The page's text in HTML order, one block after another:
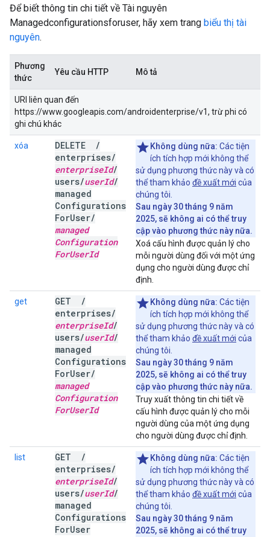
Để biết thông tin chi tiết về Tài nguyên
Managedconfigurationsforuser, hãy xem trang biểu thị tài
nguyên.
Phương
thức
Yêu cầu HTTP Mô tả
URI liên quan đến
https://www.googleapis.com/androidenterprise/v1, trừ phi có
ghi chú khác
xóa DELETE
/
enterprises/
enterpriseId/
users/userId/
managed
Configurations
ForUser/
managed
Configuration
ForUserId
Không dùng nữa: Các tiện
ích tích hợp mới không thể
sử dụng phương thức này và có
thể tham khảo đề xuất mới của
chúng tôi.
Sau ngày 30 tháng 9 năm
2025, sẽ không ai có thể truy
cập vào phương thức này nữa.
Xoá cấu hình được quản lý cho
mỗi người dùng đối với một ứng
dụng cho người dùng được chỉ
định.
get GET
/
enterprises/
enterpriseId/
users/userId/
managed
Configurations
ForUser/
managed
Configuration
ForUserId
Không dùng nữa: Các tiện
ích tích hợp mới không thể
sử dụng phương thức này và có
thể tham khảo đề xuất mới của
chúng tôi.
Sau ngày 30 tháng 9 năm
2025, sẽ không ai có thể truy
cập vào phương thức này nữa.
Truy xuất thông tin chi tiết về
cấu hình được quản lý cho mỗi
người dùng của một ứng dụng
cho người dùng được chỉ định.
list GET
/
enterprises/
enterpriseId/
users/userId/
managed
Configurations
ForUser
Không dùng nữa: Các tiện
ích tích hợp mới không thể
sử dụng phương thức này và có
thể tham khảo đề xuất mới của
chúng tôi.
Sau ngày 30 tháng 9 năm
2025, sẽ không ai có thể truy